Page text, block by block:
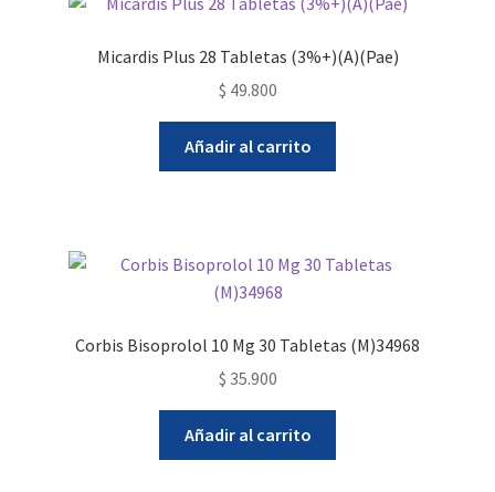
Micardis Plus 28 Tabletas (3%+)(A)(Pae)
$ 49.800
Añadir al carrito
Corbis Bisoprolol 10 Mg 30 Tabletas (M)34968
$ 35.900
Añadir al carrito